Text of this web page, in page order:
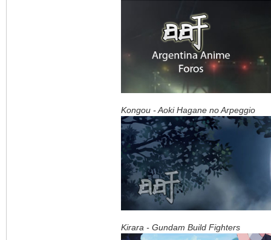
Kongou - Aoki Hagane no Arpeggio
Kirara - Gundam Build Fighters